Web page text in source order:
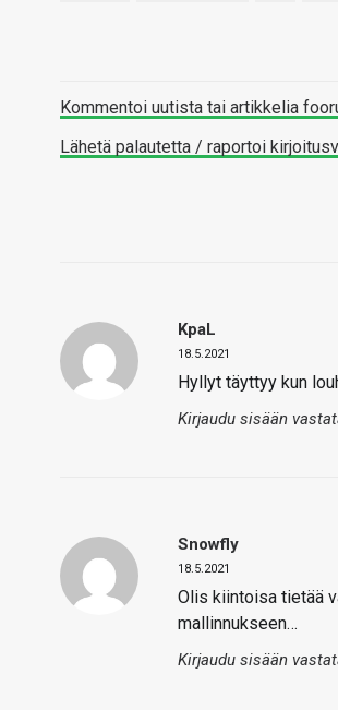
Kommentoi uutista tai artikkelia
Lähetä palautetta / raportoi
KpaL
18.5.2021
Hyllyt täyttyy kun
Kirjaudu sisään
Snowfly
18.5.2021
Olis kiintoisa tietää
mallinnukseen…
Kirjaudu sisään